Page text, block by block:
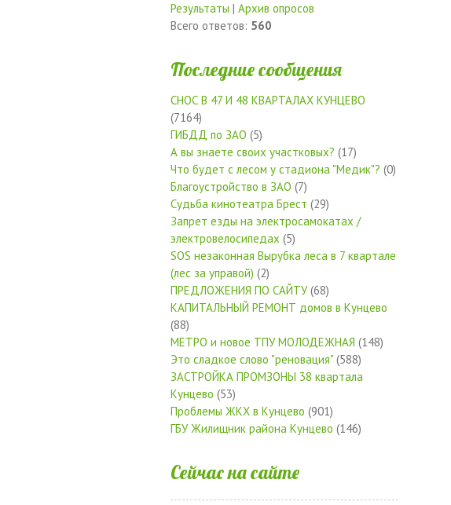
Результаты | Архив опросов
Всего ответов: 560
Последние сообщения
СНОС В 47 И 48 КВАРТАЛАХ КУНЦЕВО
(7164)
ГИБДД по ЗАО (5)
А вы знаете своих участковых? (17)
Что будет с лесом у стадиона "Медик"? (0)
Благоустройство в ЗАО (7)
Судьба кинотеатра Брест (29)
Запрет езды на электросамокатах /
электровелосипедах (5)
SOS незаконная Вырубка леса в 7 квартале
(лес за управой) (2)
ПРЕДЛОЖЕНИЯ ПО САЙТУ(68)
КАПИТАЛЬНЫЙ РЕМОНТ домов в Кунцево
(88)
МЕТРО и новое ТПУ МОЛОДЕЖНАЯ (148)
Это сладкое слово "реновация"(588)
ЗАСТРОЙКА ПРОМЗОНЫ 38 квартала
Кунцево (53)
Проблемы ЖКХ в Кунцево (901)
ГБУ Жилищник района Кунцево (146)
Сейчас на сайте